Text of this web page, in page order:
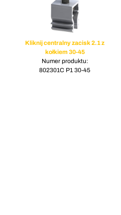
Kliknij centralny zacisk 2.1 z
kołkiem 30-45
Numer produktu:
802301C P1 30-45